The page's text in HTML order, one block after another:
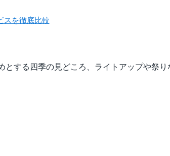
スを徹底比較
する四季の見どころ、ライトアップや祭